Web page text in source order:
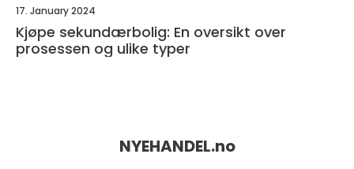
17. January 2024
Kjøpe sekundærbolig: En oversikt over
prosessen og ulike typer
NYEHANDEL.no